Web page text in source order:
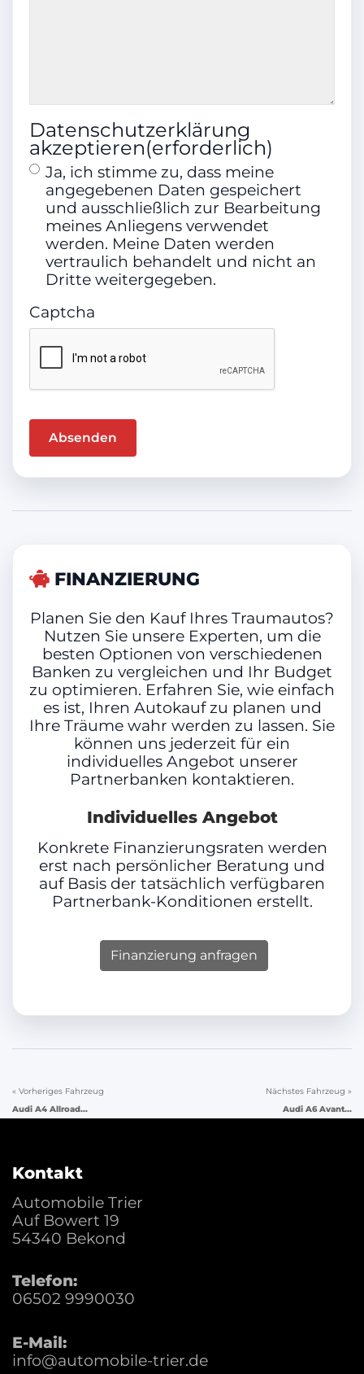
2-Zonen-Klimaautomatik
Airbags
Front-, Seiten- und weitere Airbags
Farbe (Hersteller)
MONDSCHEINBLAU
Innenausstattung
Anhängelast gebremst
1.800 kg
Anhängelast ungebremst
750 kg
Zylinder
4
73 l
Datenschutzerklärung
akzeptieren(erforderlich)
Ja, ich stimme zu, dass meine
angegebenen Daten gespeichert
und ausschließlich zur Bearbeitung
meines Anliegens verwendet
werden. Meine Daten werden
vertraulich behandelt und nicht an
Dritte weitergegeben.
Captcha
FINANZIERUNG
Planen Sie den Kauf Ihres Traumautos?
Nutzen Sie unsere Experten, um die
besten Optionen von verschiedenen
Banken zu vergleichen und Ihr Budget
zu optimieren. Erfahren Sie, wie einfach
es ist, Ihren Autokauf zu planen und
Ihre Träume wahr werden zu lassen. Sie
können uns jederzeit für ein
individuelles Angebot unserer
Partnerbanken kontaktieren.
Individuelles Angebot
Konkrete Finanzierungsraten werden
erst nach persönlicher Beratung und
auf Basis der tatsächlich verfügbaren
Partnerbank-Konditionen erstellt.
Finanzierung anfragen
« Vorheriges Fahrzeug
Audi A4 Allroad...
Nächstes Fahrzeug »
Audi A6 Avant...
Kontakt
Automobile Trier
Auf Bowert 19
54340 Bekond
Telefon:
06502 9990030
E-Mail:
info@automobile-trier.de